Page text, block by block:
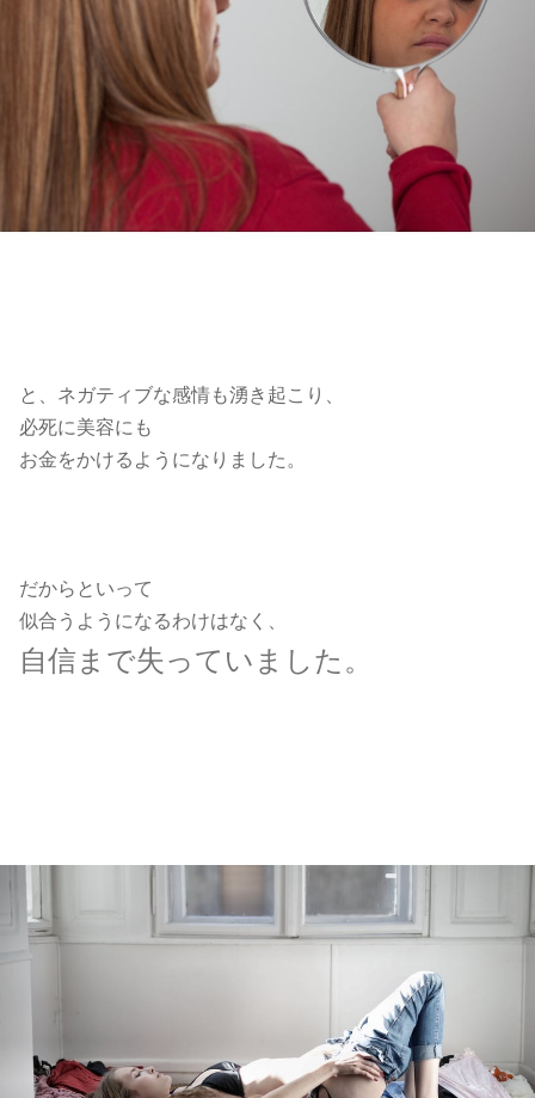
と、ネガティブな感情も湧き起こり、
必死に美容にも
お金をかけるようになりました。
だからといって
似合うようになるわけはなく、
自信まで失っていました。